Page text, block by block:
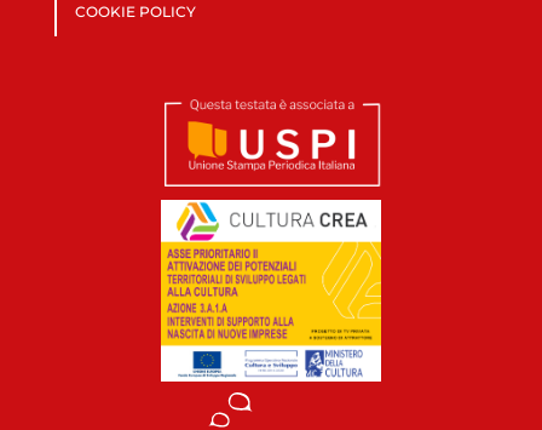
COOKIE POLICY